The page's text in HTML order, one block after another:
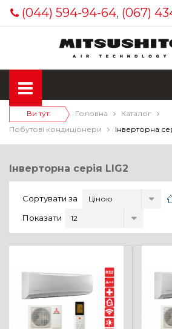
(044) 594-94-64, (067)
Ви тут: Головна
Каталог
Побутові кондиціонери
Інверторна
Інверторна серія LIG2
Сортувати за
Показати